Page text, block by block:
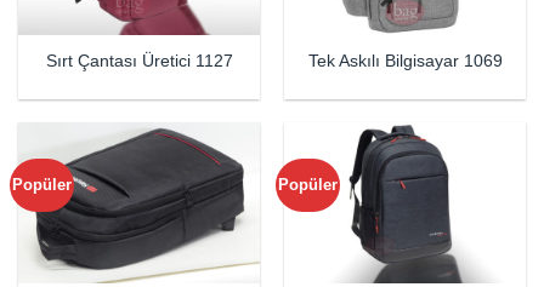
Sırt Çantası Üretici 1127 Tek Askılı Bilgisayar 1069
Popüler Popüler